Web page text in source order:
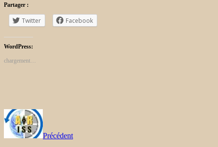
Partager :
Twitter Facebook
WordPress:
chargement…
Précédent